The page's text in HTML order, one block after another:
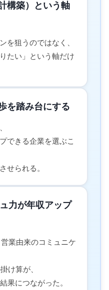
構築）という軸
を狙うのではなく、
たい」という軸だけ
を踏み台にする
できる企業を選ぶこ
せられる。
力が年収アップ
業由来のコミュニケ
け算が、
果につながった。